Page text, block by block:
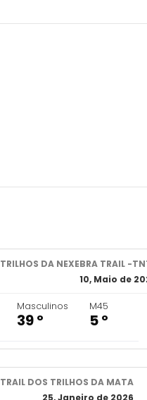
TRILHOS DA NEXEBRA TRAIL -
10, Maio de
Masculinos
39 º
M45
5 º
TRAIL DOS TRILHOS DA MATA
25, Janeiro de 2026